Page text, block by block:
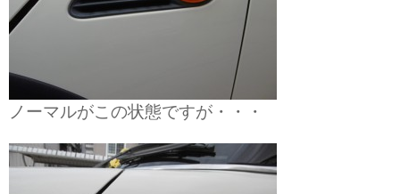
ノーマルがこの状態ですが・・・